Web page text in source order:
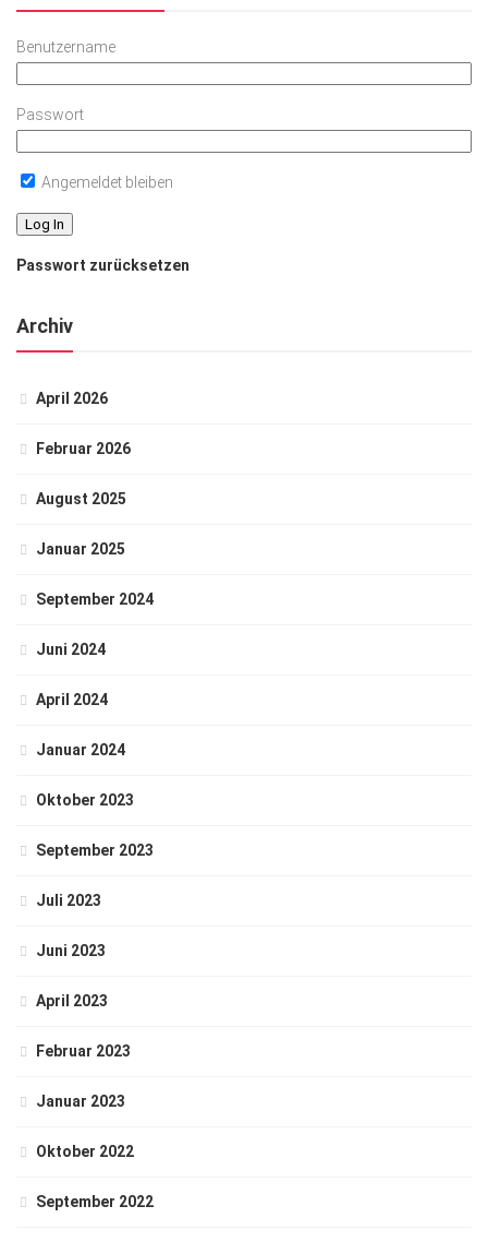
Benutzername
Passwort
Angemeldet bleiben
Passwort zurücksetzen
Archiv
April 2026
Februar 2026
August 2025
Januar 2025
September 2024
Juni 2024
April 2024
Januar 2024
Oktober 2023
September 2023
Juli 2023
Juni 2023
April 2023
Februar 2023
Januar 2023
Oktober 2022
September 2022